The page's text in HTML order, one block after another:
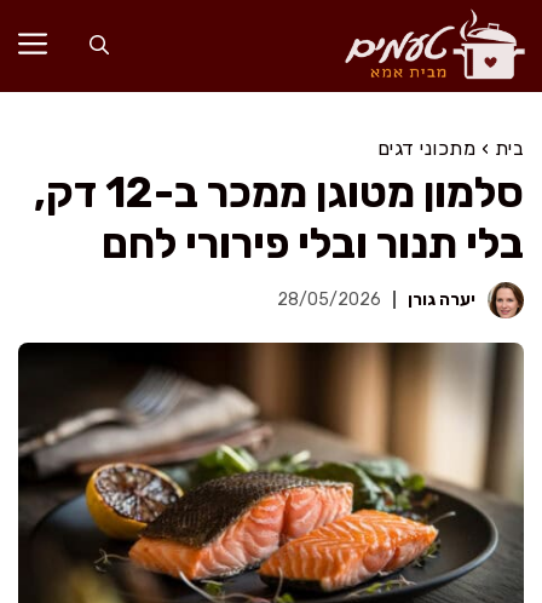
לדלג
לתוכן
בית › מתכוני דגים
סלמון מטוגן ממכר ב-12 דק,
בלי תנור ובלי פירורי לחם
יערה גורן 28/05/2026